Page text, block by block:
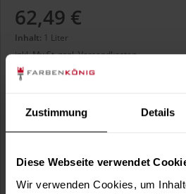
Zustimmung Details
Diese Webseite verwendet
Wir verwenden Cookies, um
62,49 €
Inhalt: 1 Liter
inkl. MwSt.zzgl. Versandkosten
Sofort versandfertig, Lieferzeit ca. 1-3
Verbrauch berechnen
Wie viele m² wollen Sie bearbeiten?